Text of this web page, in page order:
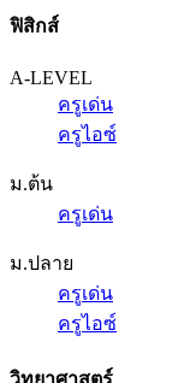
ฟิสิกส์
A-LEVEL
ครูเด่น
ครูไอซ์
ม.ต้น
ครูเด่น
ม.ปลาย
ครูเด่น
ครูไอซ์
วิทยาศาสตร์